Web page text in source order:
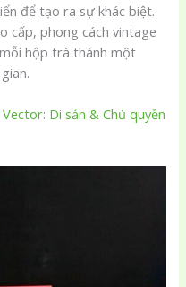
để tạo ra sự khác biệt.
cấp, phong cách vintage
hộp trà thành một
Di sản & Chủ quyền